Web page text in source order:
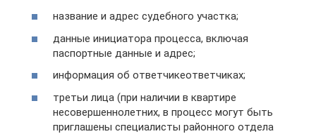
название и адрес судебного участка;
данные инициатора процесса, включая
паспортные данные и адрес;
информация об ответчикеответчиках;
третьи лица (при наличии в квартире
несовершеннолетних, в процесс могут быть
приглашены специалисты районного отдела